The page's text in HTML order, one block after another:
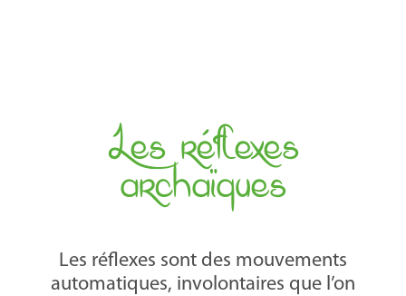
Les réflexes
archaïques
Les réflexes sont des mouvements
automatiques, involontaires que l’on